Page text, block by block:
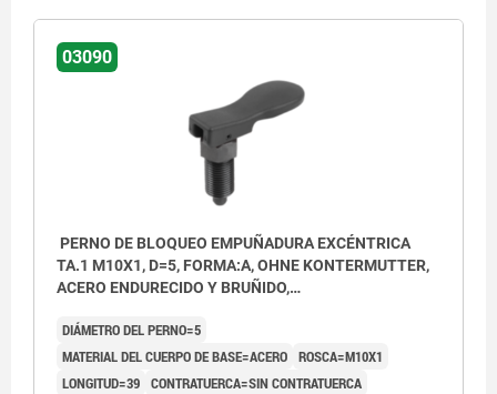
03090
PERNO DE BLOQUEO EMPUÑADURA EXCÉNTRICA
TA.1 M10X1, D=5, FORMA:A, OHNE KONTERMUTTER,
ACERO ENDURECIDO Y BRUÑIDO,
DIÁMETRO DEL PERNO=5
MATERIAL DEL CUERPO DE BASE=ACERO ROSCA=M10X1
LONGITUD=39 CONTRATUERCA=SIN CONTRATUERCA